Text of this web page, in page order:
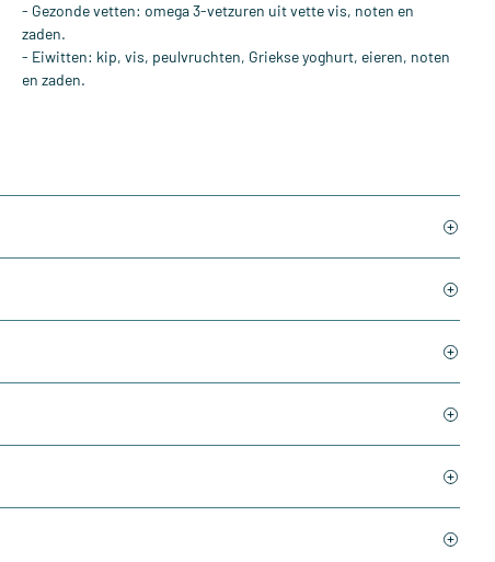
- Gezonde vetten: omega 3-vetzuren uit vette vis, noten en
zaden.
- Eiwitten: kip, vis, peulvruchten, Griekse yoghurt, eieren, noten
en zaden.